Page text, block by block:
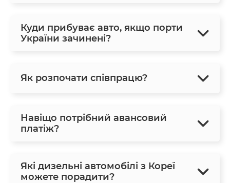
Куди прибуває авто, якщо порти
України зачинені?
Як розпочати співпрацю?
Навіщо потрібний авансовий
платіж?
Які дизельні автомобілі з Кореї
можете порадити?